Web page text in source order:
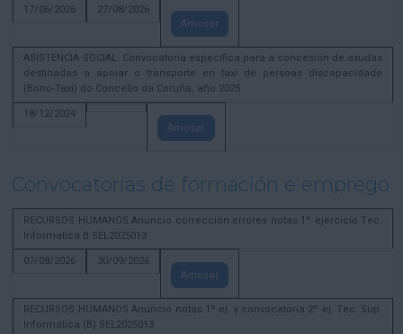
17/06/2026
27/08/2026
Amosar
ASISTENCIA SOCIAL. Convocatoria específica para a concesión de axudas
destinadas a apoiar o transporte en taxi de persoas discapacidade
(Bono-Taxi) do Concello da Coruña, año 2025
18/12/2024
Amosar
Convocatorias de formación e emprego
RECURSOS HUMANOS Anuncio corrección errores notas 1º ejercicio Tec.
Informatica B SEL2025013
07/08/2026
30/09/2026
Amosar
RECURSOS HUMANOS Anuncio notas 1º ej. y convocatoria 2º ej. Tec. Sup.
Informática (B) SEL2025013